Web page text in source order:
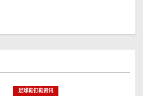
足球鞋钉鞋资讯